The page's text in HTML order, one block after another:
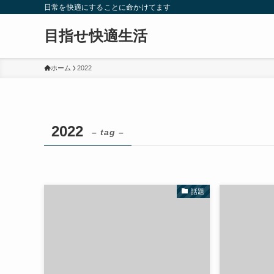
日常を快適にすることに命かけてます
目指せ快適生活
ホーム 2022
2022 – tag –
話題